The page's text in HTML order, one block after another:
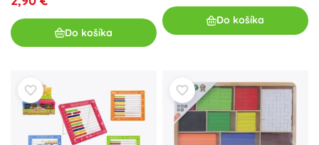
Do košíka
Do košíka